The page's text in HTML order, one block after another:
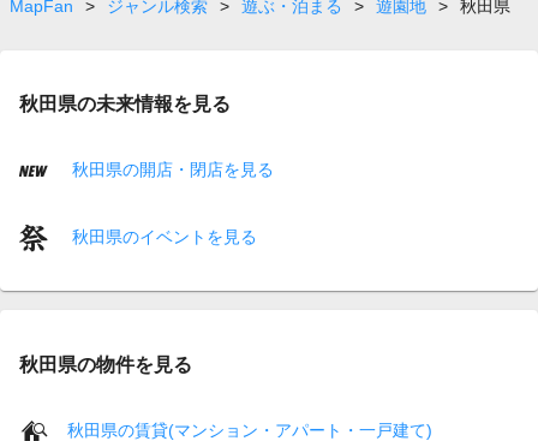
MapFan > ジャンル検索 > 遊ぶ・泊まる > 遊園地 > 秋田県
秋田県の未来情報を見る
秋田県の開店・閉店を見る
秋田県のイベントを見る
秋田県の物件を見る
秋田県の賃貸(マンション・アパート・一戸建て)